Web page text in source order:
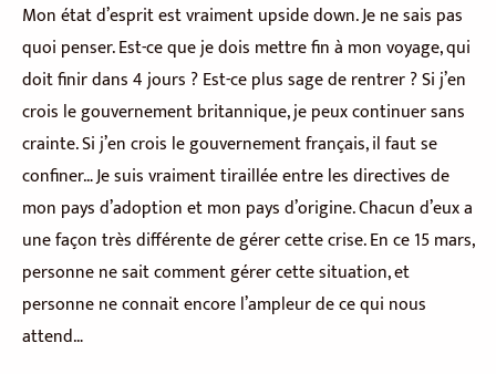
Mon état d’esprit est vraiment upside down. Je ne sais pas
quoi penser. Est-ce que je dois mettre fin à mon voyage, qui
doit finir dans 4 jours ? Est-ce plus sage de rentrer ? Si j’en
crois le gouvernement britannique, je peux continuer sans
crainte. Si j’en crois le gouvernement français, il faut se
confiner… Je suis vraiment tiraillée entre les directives de
mon pays d’adoption et mon pays d’origine. Chacun d’eux a
une façon très différente de gérer cette crise. En ce 15 mars,
personne ne sait comment gérer cette situation, et
personne ne connait encore l’ampleur de ce qui nous
attend…